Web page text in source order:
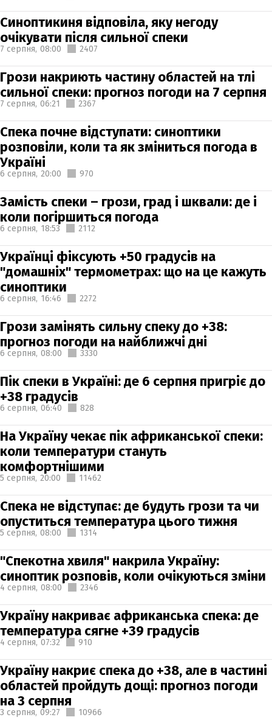
Синоптикиня відповіла, яку негоду
очікувати після сильної спеки
7 серпня, 08:00 2407
Грози накриють частину областей на тлі
сильної спеки: прогноз погоди на 7 серпня
7 серпня, 06:21 2367
Спека почне відступати: синоптики
розповіли, коли та як зміниться погода в
Україні
6 серпня, 20:00 970
Замість спеки – грози, град і шквали: де і
коли погіршиться погода
6 серпня, 18:53 2112
Українці фіксують +50 градусів на
"домашніх" термометрах: що на це кажуть
синоптики
6 серпня, 16:46 2272
Грози замінять сильну спеку до +38:
прогноз погоди на найближчі дні
6 серпня, 08:00 3330
Пік спеки в Україні: де 6 серпня пригріє до
+38 градусів
6 серпня, 06:40 828
На Україну чекає пік африканської спеки:
коли температури стануть
комфортнішими
5 серпня, 20:00 11462
Спека не відступає: де будуть грози та чи
опуститься температура цього тижня
5 серпня, 08:00 1314
"Спекотна хвиля" накрила Україну:
синоптик розповів, коли очікуються зміни
4 серпня, 08:00 2346
Україну накриває африканська спека: де
температура сягне +39 градусів
4 серпня, 07:32 910
Україну накриє спека до +38, але в частині
областей пройдуть дощі: прогноз погоди
на 3 серпня
3 серпня, 09:27 10966